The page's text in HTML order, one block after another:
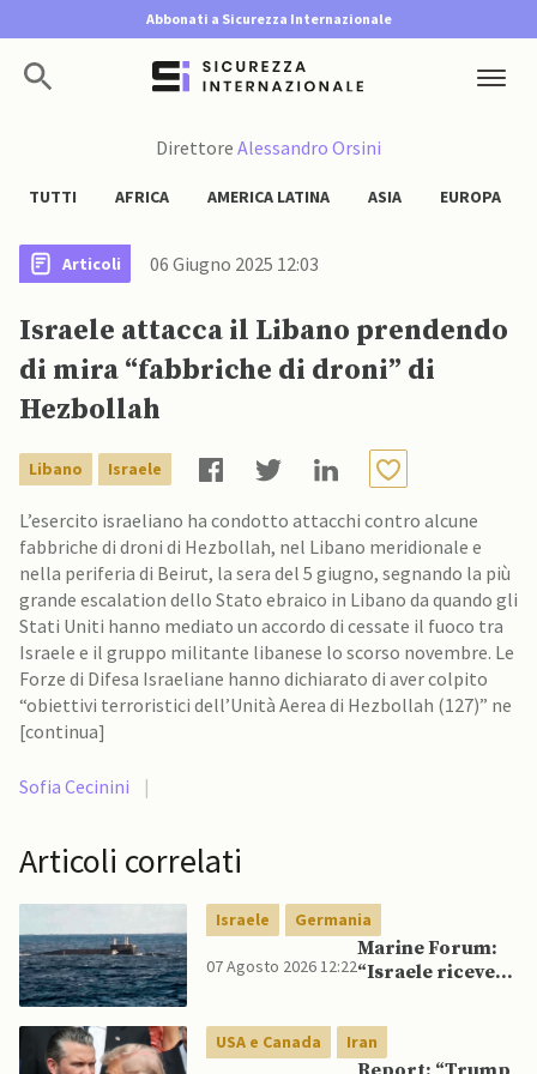
Abbonati a Sicurezza Internazionale
Direttore Alessandro Orsini
TUTTI AFRICA AMERICA LATINA ASIA EUROPA
Articoli 06 Giugno 2025 12:03
Israele attacca il Libano prendendo
di mira “fabbriche di droni” di
Hezbollah
Libano Israele
L’esercito israeliano ha condotto attacchi contro alcune
fabbriche di droni di Hezbollah, nel Libano meridionale e
nella periferia di Beirut, la sera del 5 giugno, segnando la più
grande escalation dello Stato ebraico in Libano da quando gli
Stati Uniti hanno mediato un accordo di cessate il fuoco tra
Israele e il gruppo militante libanese lo scorso novembre. Le
Forze di Difesa Israeliane hanno dichiarato di aver colpito
“obiettivi terroristici dell’Unità Aerea di Hezbollah (127)” ne
[continua]
Sofia Cecinini |
Articoli correlati
Israele Germania
07 Agosto 2026 12:22
Marine Forum:
“Israele riceve
sottomarino INS
Drakon dopo 14
anni”
USA e Canada Iran